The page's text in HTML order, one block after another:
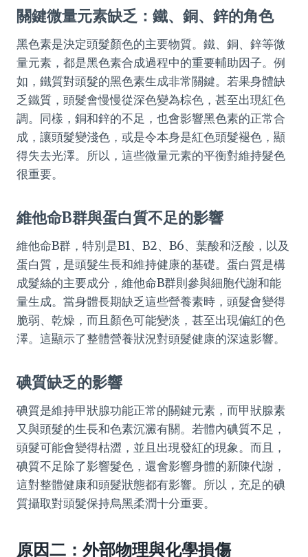
關鍵微量元素缺乏：鐵、銅、鋅的角色
黑色素是決定頭髮顏色的主要物質。鐵、銅、鋅等微
量元素，都是黑色素合成過程中的重要輔助因子。例
如，鐵質對頭髮的黑色素生成非常關鍵。若果身體缺
乏鐵質，頭髮會慢慢從深色變為棕色，甚至出現紅色
調。同樣，銅和鋅的不足，也會影響黑色素的正常合
成，讓頭髮變淺色，或是令本身是紅色頭髮褪色，顯
得失去光澤。所以，這些微量元素的平衡對維持髮色
很重要。
維他命B群與蛋白質不足的影響
維他命B群，特別是B1、B2、B6、葉酸和泛酸，以及
蛋白質，是頭髮生長和維持健康的基礎。蛋白質是構
成髮絲的主要成分，維他命B群則參與細胞代謝和能
量生成。當身體長期缺乏這些營養素時，頭髮會變得
脆弱、乾燥，而且顏色可能變淡，甚至出現偏紅的色
澤。這顯示了整體營養狀況對頭髮健康的深遠影響。
碘質缺乏的影響
碘質是維持甲狀腺功能正常的關鍵元素，而甲狀腺素
又與頭髮的生長和色素沉澱有關。若體內碘質不足，
頭髮可能會變得枯澀，並且出現發紅的現象。而且，
碘質不足除了影響髮色，還會影響身體的新陳代謝，
這對整體健康和頭髮狀態都有影響。所以，充足的碘
質攝取對頭髮保持烏黑柔潤十分重要。
原因二：外部物理與化學損傷